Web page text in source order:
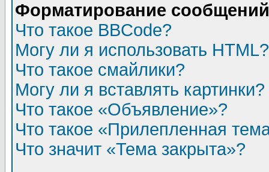
Форматирование
Что такое BBCode?
Могу ли я использовать HTML?
Что такое смайлики?
Могу ли я вставлять картинки?
Что такое «Объявление»?
Что такое «Прилепленная
Что значит «Тема закрыта»?